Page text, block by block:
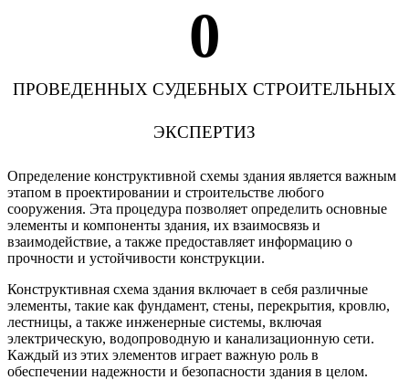
0
ПРОВЕДЕННЫХ СУДЕБНЫХ СТРОИТЕЛЬНЫХ
ЭКСПЕРТИЗ
Определение конструктивной схемы здания является важным
этапом в проектировании и строительстве любого
сооружения. Эта процедура позволяет определить основные
элементы и компоненты здания, их взаимосвязь и
взаимодействие, а также предоставляет информацию о
прочности и устойчивости конструкции.
Конструктивная схема здания включает в себя различные
элементы, такие как фундамент, стены, перекрытия, кровлю,
лестницы, а также инженерные системы, включая
электрическую, водопроводную и канализационную сети.
Каждый из этих элементов играет важную роль в
обеспечении надежности и безопасности здания в целом.